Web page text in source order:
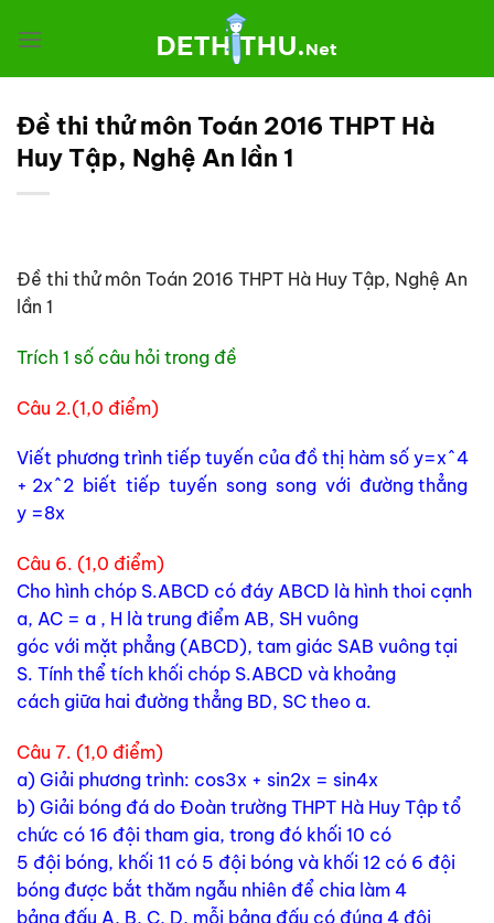
đến
Đề thi thử môn Toán 2016 THPT Hà
Huy Tập, Nghệ An lần 1
Đề thi thử môn Toán 2016 THPT Hà Huy Tập, Nghệ An
lần 1
Trích 1 số câu hỏi trong đề
Câu 2.(1,0 điểm)
Viết phương trình tiếp tuyến của đồ thị hàm số y=x^4
+ 2x^2 biết tiếp tuyến song song với đường thẳng
y =8x
Câu 6. (1,0 điểm)
Cho hình chóp S.ABCD có đáy ABCD là hình thoi cạnh
a, AC = a , H là trung điểm AB, SH vuông
góc với mặt phẳng (ABCD), tam giác SAB vuông tại
S. Tính thể tích khối chóp S.ABCD và khoảng
cách giữa hai đường thẳng BD, SC theo a.
Câu 7. (1,0 điểm)
a) Giải phương trình: cos3x + sin2x = sin4x
b) Giải bóng đá do Đoàn trường THPT Hà Huy Tập tổ
chức có 16 đội tham gia, trong đó khối 10 có
5 đội bóng, khối 11 có 5 đội bóng và khối 12 có 6 đội
bóng được bắt thăm ngẫu nhiên để chia làm 4
bảng đấu A, B, C, D, mỗi bảng đấu có đúng 4 đội